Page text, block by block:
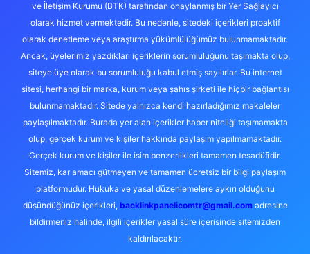
ve İletişim Kurumu (BTK) tarafından onaylanmış bir Yer Sağlayıcı
olarak hizmet vermektedir. Bu nedenle, sitedeki içerikleri proaktif
olarak denetleme veya araştırma yükümlülüğümüz bulunmamaktadır.
Ancak, üyelerimiz yazdıkları içeriklerin sorumluluğunu taşımakta olup,
siteye üye olarak bu sorumluluğu kabul etmiş sayılırlar. Bu internet
sitesi, herhangi bir marka, kurum veya şahıs şirketi ile hiçbir bağlantısı
bulunmamaktadır. Sitede yalnızca kendi hazırladığımız makaleler
paylaşılmaktadır. Burada yer alan içerikler haber niteliği taşımamakta
olup, gerçek kurum ve kişiler hakkında paylaşım yapılmamaktadır.
Gerçek kurum ve kişiler ile isim benzerlikleri tamamen tesadüfidir.
Sitemiz, kar amacı gütmeyen ve tamamen ücretsiz bir bilgi paylaşım
platformudur. Hukuka ve yasal düzenlemelere aykırı olduğunu
düşündüğünüz içerikleri, backlinkpanelicomtr@gmail.comadresine
bildirmeniz halinde, ilgili içerikler yasal süre içerisinde sitemizden
kaldırılacaktır.